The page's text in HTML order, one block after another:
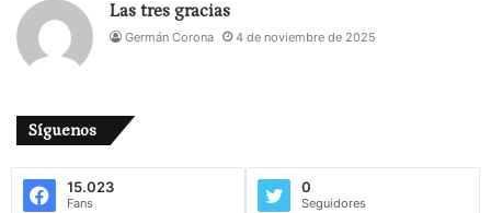
Las tres gracias
Germán Corona 4 de noviembre de 2025
Síguenos
15.023
Fans
0
Seguidores